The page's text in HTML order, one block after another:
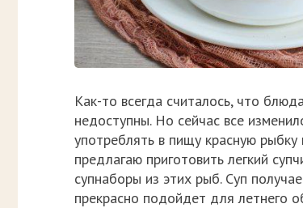
Как-то всегда считалось, что
недоступны. Но сейчас все
употреблять в пищу красную рыбку
предлагаю приготовить легкий
супнаборы из этих рыб. Суп
прекрасно подойдет для летнего